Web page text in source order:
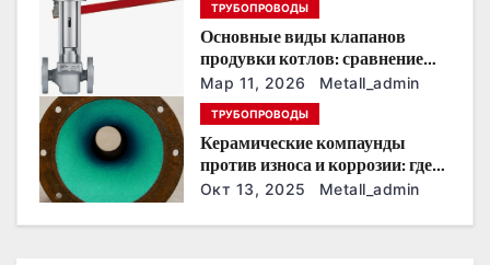
а
п
и
с
я
ТРУБОПРОВОДЫ
Основные виды клапанов
продувки котлов: сравнение
устройств и характеристик
Мар 11, 2026 Metall_admin
ТРУБОПРОВОДЫ
Керамические компаунды
против износа и коррозии: где
они работают эффективнее
Окт 13, 2025 Metall_admin